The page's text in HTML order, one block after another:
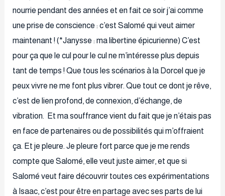
nourrie pendant des années et en fait ce soir j’ai comme
une prise de conscience : c’est Salomé qui veut aimer
maintenant ! (*Janysse : ma libertine épicurienne) C’est
pour ça que le cul pour le cul ne m’intéresse plus depuis
tant de temps ! Que tous les scénarios à la Dorcel que je
peux vivre ne me font plus vibrer. Que tout ce dont je rêve,
c’est de lien profond, de connexion, d’échange, de
vibration. Et ma souffrance vient du fait que je n’étais pas
en face de partenaires ou de possibilités qui m’offraient
ça. Et je pleure. Je pleure fort parce que je me rends
compte que Salomé, elle veut juste aimer, et que si
Salomé veut faire découvrir toutes ces expérimentations
à Isaac, c’est pour être en partage avec ses parts de lui